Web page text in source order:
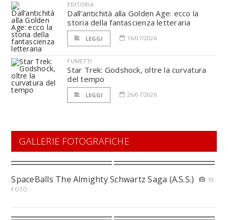
EDITORIA
Dall’antichità alla Golden Age: ecco la
storia della fantascienza letteraria
LEGGI 16/07/2026
FUMETTI
Star Trek: Godshock, oltre la curvatura
del tempo
LEGGI 26/07/2026
GALLERIE FOTOGRAFICHE
SpaceBalls The Almighty Schwartz Saga (A.S.S.)
10
FOTO